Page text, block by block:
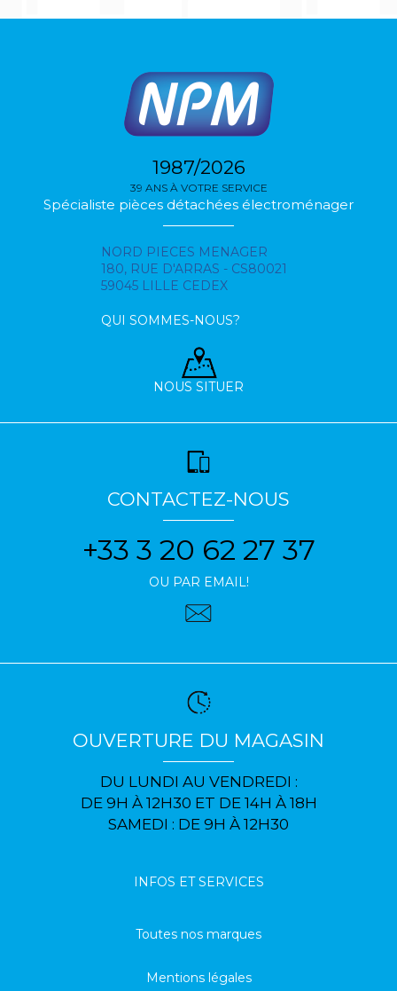
1987/2026
39 ANS À VOTRE SERVICE
Spécialiste pièces détachées électroménager
NORD PIECES MENAGER
180, RUE D'ARRAS - CS80021
59045 LILLE CEDEX
QUI SOMMES-NOUS?
NOUS SITUER
CONTACTEZ-NOUS
+33 3 20 62 27 37
OU PAR EMAIL!
OUVERTURE DU MAGASIN
DU LUNDI AU VENDREDI :
DE 9H À 12H30 ET DE 14H À 18H
SAMEDI : DE 9H À 12H30
INFOS ET SERVICES
Toutes nos marques
Mentions légales